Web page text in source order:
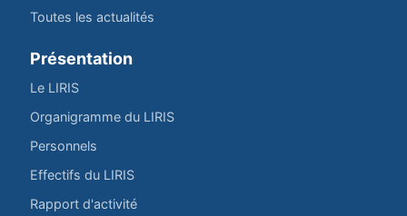
Toutes les actualités
Présentation
Le LIRIS
Organigramme du LIRIS
Personnels
Effectifs du LIRIS
Rapport d'activité